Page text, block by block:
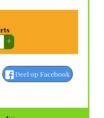
+
Deel op Facebook